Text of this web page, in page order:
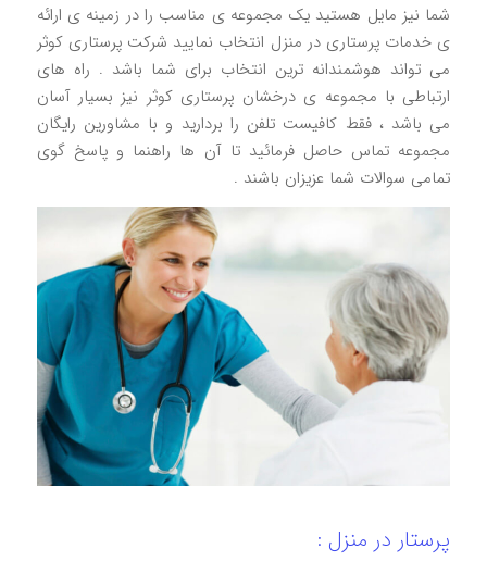
شما نیز مایل هستید یک مجموعه ی مناسب را در زمینه ی ارائه
ی خدمات پرستاری در منزل انتخاب نمایید شرکت پرستاری کوثر
می تواند هوشمندانه ترین انتخاب برای شما باشد . راه های
ارتباطی با مجموعه ی درخشان پرستاری کوثر نیز بسیار آسان
می باشد ، فقط کافیست تلفن را بردارید و با مشاورین رایگان
مجموعه تماس حاصل فرمائید تا آن ها راهنما و پاسخ گوی
تمامی سوالات شما عزیزان باشند .
پرستار در منزل :